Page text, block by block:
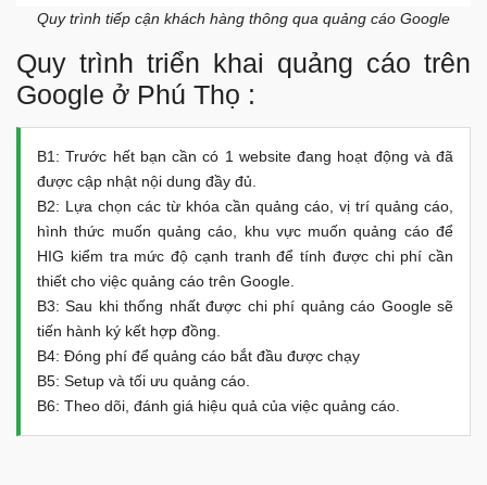
Quy trình tiếp cận khách hàng thông qua quảng cáo Google
Quy trình triển khai quảng cáo trên
Google ở Phú Thọ :
B1: Trước hết bạn cần có 1 website đang hoạt động và đã
được cập nhật nội dung đầy đủ.
B2: Lựa chọn các từ khóa cần quảng cáo, vị trí quảng cáo,
hình thức muốn quảng cáo, khu vực muốn quảng cáo để
HIG kiểm tra mức độ cạnh tranh để tính được chi phí cần
thiết cho việc quảng cáo trên Google.
B3: Sau khi thống nhất được chi phí quảng cáo Google sẽ
tiến hành ký kết hợp đồng.
B4: Đóng phí để quảng cáo bắt đầu được chạy
B5: Setup và tối ưu quảng cáo.
B6: Theo dõi, đánh giá hiệu quả của việc quảng cáo.